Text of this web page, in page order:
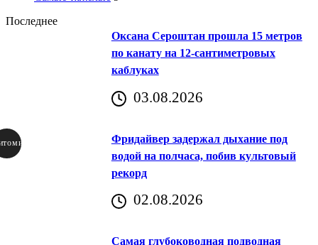
Последнее
Оксана Сероштан прошла 15 метров
по канату на 12-сантиметровых
каблуках
03.08.2026
Фридайвер задержал дыхание под
водой на полчаса, побив культовый
рекорд
02.08.2026
Самая глубоководная подводная